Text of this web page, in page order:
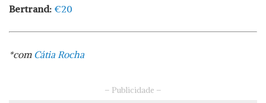
Bertrand: €20
*com Cátia Rocha
– Publicidade –